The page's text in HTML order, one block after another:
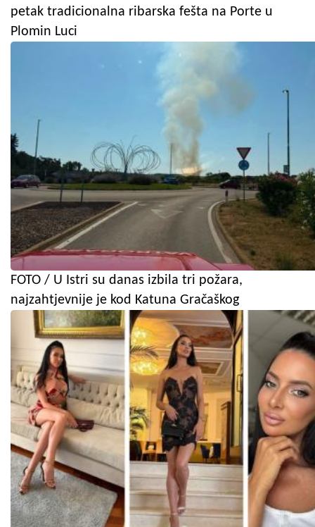
petak tradicionalna ribarska fešta na Porte u
Plomin Luci
FOTO / U Istri su danas izbila tri požara,
najzahtjevnije je kod Katuna Gračaškog